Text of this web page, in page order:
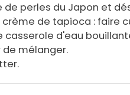
de perles du Japon et
crème de tapioca : faire
casserole d'eau
de mélanger.